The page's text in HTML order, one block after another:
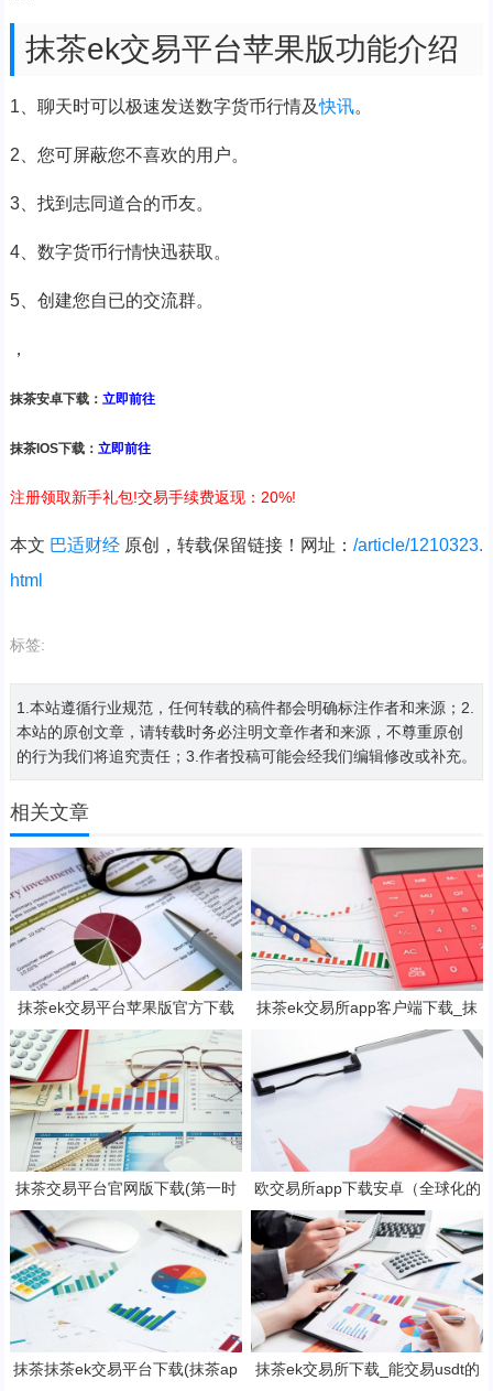
抹茶ek交易平台苹果版功能介绍
1、聊天时可以极速发送数字货币行情及快讯。
2、您可屏蔽您不喜欢的用户。
3、找到志同道合的币友。
4、数字货币行情快迅获取。
5、创建您自已的交流群。
，
抹茶安卓下载： 立即前往
抹茶IOS下载： 立即前往
注册领取新手礼包!交易手续费返现：20%!
本文 巴适财经原创，转载保留链接！网址： /article/1210323.
html
标签:
1.本站遵循行业规范，任何转载的稿件都会明确标注作者和来源；2.
本站的原创文章，请转载时务必注明文章作者和来源，不尊重原创
的行为我们将追究责任；3.作者投稿可能会经我们编辑修改或补充。
相关文章
抹茶ek交易平台苹果版官方下载
抹茶b钱包v6.2.3下载地址
抹茶ek交易所app客户端下载_抹
茶ek钱包v8.15.2下载
抹茶交易平台官网版下载(第一时
间了解全球数字货币消息)
欧交易所app下载安卓（全球化的
数字货币交易所）
抹茶抹茶ek交易平台下载(抹茶ap
抹茶ek交易所下载_能交易usdt的